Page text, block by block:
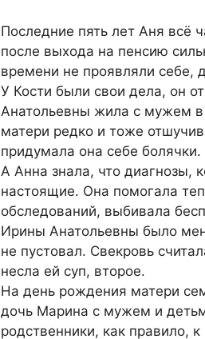
Последние пять лет Аня всё
после выхода на пенсию
времени не проявляли себе,
У Кости были свои дела, он
Анатольевны жила с мужем в
матери редко и тоже
придумала она себе болячки.
А Анна знала, что диагнозы,
настоящие. Она помогала
обследований, выбивала
Ирины Анатольевны было
не пустовал. Свекровь
несла ей суп, второе.
На день рождения матери
дочь Марина с мужем и
родственники, как правило,